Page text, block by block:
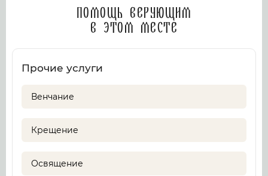
Помощь верующим
в этом месте
Прочие услуги
Венчание
Крещение
Освящение